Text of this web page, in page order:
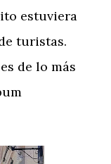
estuviera
turistas.
de lo más